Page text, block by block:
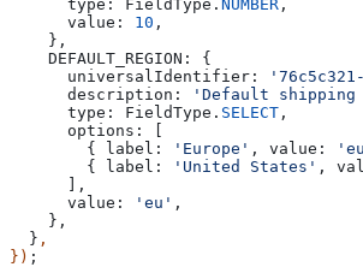
      type:
FieldType . NUMBER ,
      value:
10 ,
    },
    DEFAULT_REGION:
{
      universalIdentifier:
      description:
'Default shipping
      type:
FieldType . SELECT ,
      options:
[
        {
label: 'Europe' , value:
        {
label: 'United States' ,
      ],
      value:
'eu' ,
    },
  }
,
}) ;